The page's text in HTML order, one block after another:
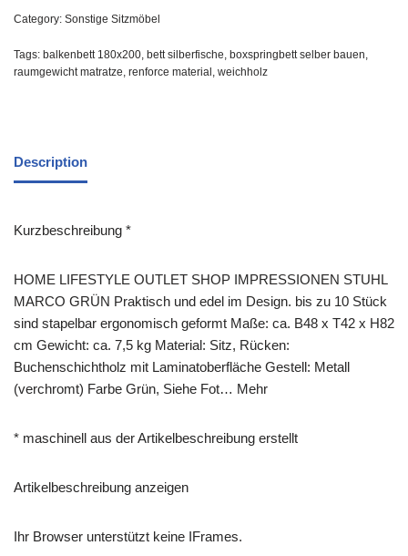
Category: Sonstige Sitzmöbel
Tags: balkenbett 180x200 bett silberfische boxspringbett selber bauen
raumgewicht matratze renforce material weichholz
Description
Kurzbeschreibung *
HOME LIFESTYLE OUTLET SHOP IMPRESSIONEN STUHL
MARCO GRÜN Praktisch und edel im Design. bis zu 10 Stück
sind stapelbar ergonomisch geformt Maße: ca. B48 x T42 x H82
cm Gewicht: ca. 7,5 kg Material: Sitz, Rücken:
Buchenschichtholz mit Laminatoberfläche Gestell: Metall
(verchromt) Farbe Grün, Siehe Fot… Mehr
* maschinell aus der Artikelbeschreibung erstellt
Artikelbeschreibung anzeigen
Ihr Browser unterstützt keine IFrames.